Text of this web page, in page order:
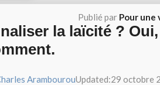
Publié par Pour une
la laïcité ?
ArambourouUpdated:29 octobre